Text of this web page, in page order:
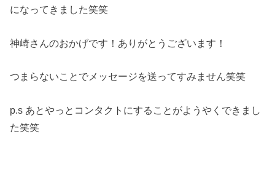
になってきました笑笑
神崎さんのおかげです！ありがとうございます！
つまらないことでメッセージを送ってすみません笑笑
p.s あとやっとコンタクトにすることがようやくできまし
た笑笑